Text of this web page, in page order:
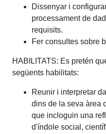
Dissenyar i
processament de
requisits.
Fer consultes sobre
HABILITATS: Es pretén
següents habilitats:
Reunir i interpretar
dins de la seva àrea
que incloguin una
d'índole social,